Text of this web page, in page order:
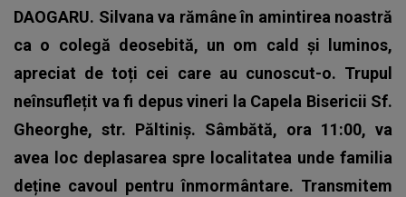
DAOGARU. Silvana va rămâne în amintirea noastră
ca o colegă deosebită, un om cald și luminos,
apreciat de toți cei care au cunoscut-o. Trupul
neînsuflețit va fi depus vineri la Capela Bisericii Sf.
Gheorghe, str. Păltiniș. Sâmbătă, ora 11:00, va
avea loc deplasarea spre localitatea unde familia
deține cavoul pentru înmormântare. Transmitem